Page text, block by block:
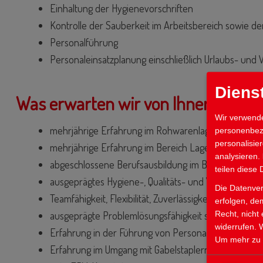
Einhaltung der Hygienevorschriften
Kontrolle der Sauberkeit im Arbeitsbereich sowie
Personalführung
Personaleinsatzplanung einschließlich Urlaubs- und
Was erwarten wir von Ihnen?
mehrjährige Erfahrung im Rohwarenlager sowie in
mehrjährige Erfahrung im Bereich Lagerlogistik
abgeschlossene Berufsausbildung im Bereich
ausgeprägtes Hygiene-, Qualitäts- und
Teamfähigkeit, Flexibilität, Zuverlässigkeit,
ausgeprägte Problemlösungsfähigkeit sowie
Erfahrung in der Führung von Personal
Erfahrung im Umgang mit Gabelstaplern und gültiger
Wir
analysieren.
teilen diese
Die
erfolgen,
Recht, nicht
widerrufen.
Um mehr